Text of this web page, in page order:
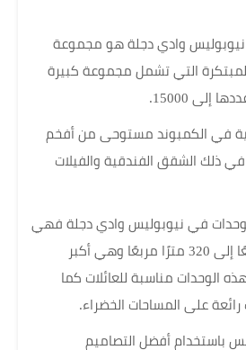
نيوبوليس وادي دجلة هو مجموعة
التي تشمل مجموعة كبيرة
15000.
في الكمبوند مستوحى من أفخم
في ذلك الشقق الفندقية والفيلات
في نيوبوليس وادي دجلة فهي
تتراوح من 90 مترًا مربعًا إلى 320 مترًا مربعًا وهي أكبر
الوحدات مناسبة للعائلات كما
رائعة على المساحات الخضراء.
باستخدام أفضل التصاميم